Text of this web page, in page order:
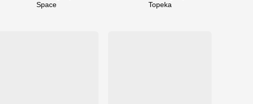
Space
Topeka